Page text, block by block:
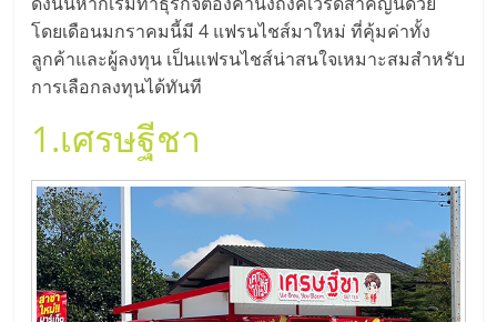
รน
ไชส์,
ที่
ปรึกษา
แฟ
โดยเดือนมกราคมนี้มี 4 แฟรนไชส์มาใหม่ ที่คุ้มค่าทั้ง
ลูกค้าและผู้ลงทุน เป็นแฟรนไชส์น่าสนใจเหมาะสมสำหรับ
การเลือกลงทุนได้ทันที
1.เศรษฐีชา